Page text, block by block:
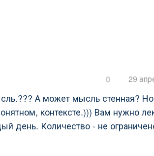
29
0
А может мысль стенная?
контексте.))) Вам нужно
день. Количество - не